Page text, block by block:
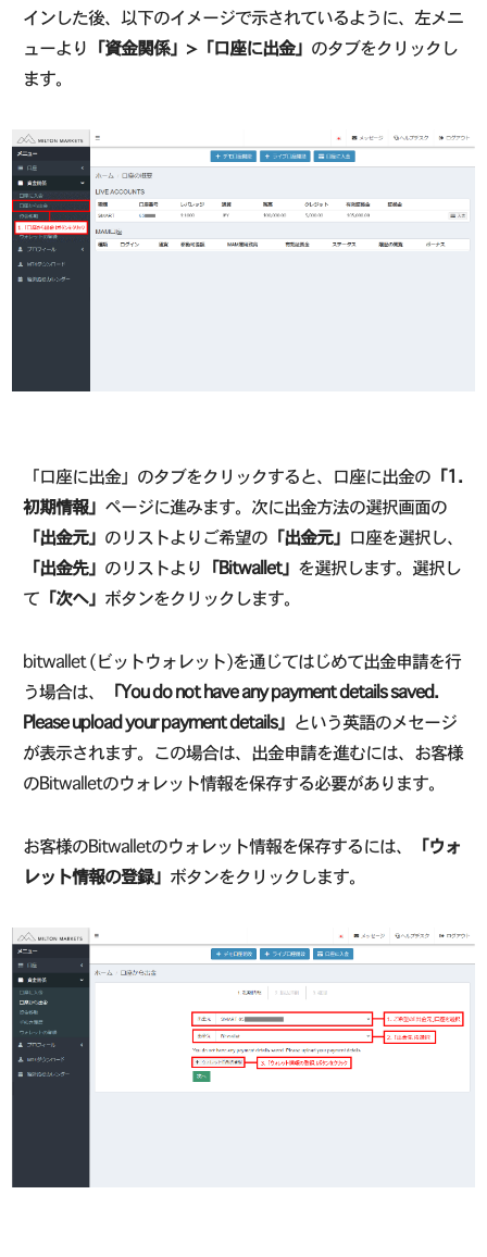
インした後、以下のイメージで示されているように、左メニ
ューより 「資金関係」>「口座に出金」 のタブをクリックし
ます。
「口座に出金」のタブをクリックすると、口座に出金の 「1.
初期情報」 ページに進みます。次に出金方法の選択画面の
「出金元」 のリストよりご希望の 「出金元」 口座を選択し、
「出金先」 のリストより 「Bitwallet」 を選択します。選択し
て 「次へ」 ボタンをクリックします。
bitwallet (ビットウォレット)を通じてはじめて出金申請を行
う場合は、
「You do not have any payment details saved.
Please upload your payment details」 という英語のメセージ
が表示されます。この場合は、出金申請を進むには、お客様
のBitwalletのウォレット情報を保存する必要があります。
お客様のBitwalletのウォレット情報を保存するには、
「ウォ
レット情報の登録」 ボタンをクリックします。